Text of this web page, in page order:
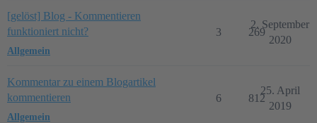
[gelöst] Blog - Kommentieren
funktioniert nicht?
Allgemein
3 269
2. September
2020
Kommentar zu einem Blogartikel
kommentieren
Allgemein
6 812
25. April
2019